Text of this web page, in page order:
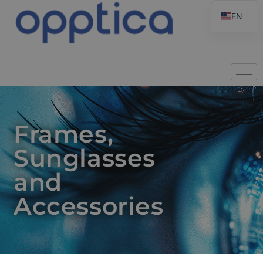
Frames,
Sunglasses
and
Accessories
EN